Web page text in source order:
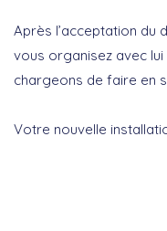
Après l’acceptation du
vous organisez avec lui
chargeons de faire en
Votre nouvelle